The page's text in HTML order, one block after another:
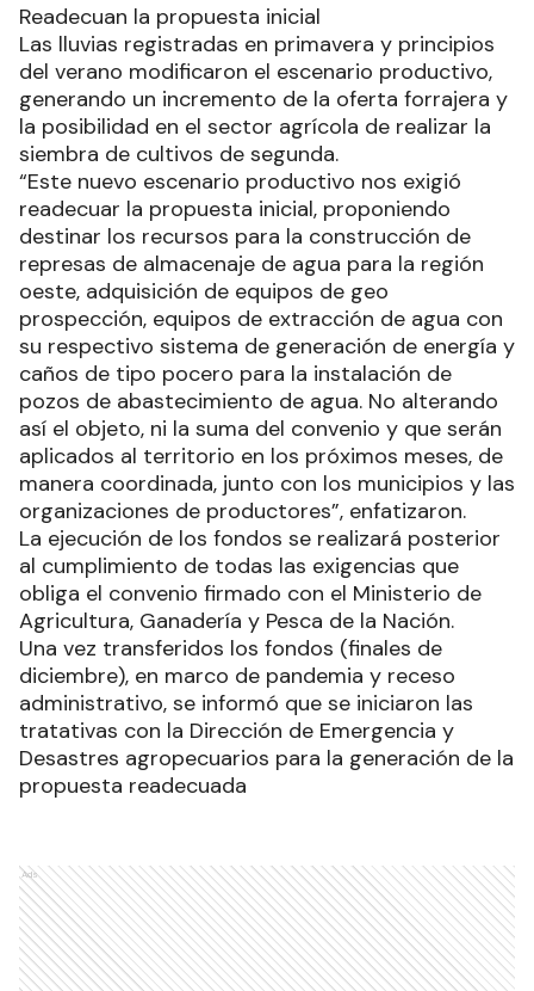
Readecuan la propuesta inicial
Las lluvias registradas en primavera y principios
del verano modificaron el escenario productivo,
generando un incremento de la oferta forrajera y
la posibilidad en el sector agrícola de realizar la
siembra de cultivos de segunda.
“Este nuevo escenario productivo nos exigió
readecuar la propuesta inicial, proponiendo
destinar los recursos para la construcción de
represas de almacenaje de agua para la región
oeste, adquisición de equipos de geo
prospección, equipos de extracción de agua con
su respectivo sistema de generación de energía y
caños de tipo pocero para la instalación de
pozos de abastecimiento de agua. No alterando
así el objeto, ni la suma del convenio y que serán
aplicados al territorio en los próximos meses, de
manera coordinada, junto con los municipios y las
organizaciones de productores”, enfatizaron.
La ejecución de los fondos se realizará posterior
al cumplimiento de todas las exigencias que
obliga el convenio firmado con el Ministerio de
Agricultura, Ganadería y Pesca de la Nación.
Una vez transferidos los fondos (finales de
diciembre), en marco de pandemia y receso
administrativo, se informó que se iniciaron las
tratativas con la Dirección de Emergencia y
Desastres agropecuarios para la generación de la
propuesta readecuada
Ads